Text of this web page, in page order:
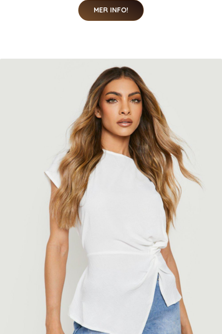
MER INFO!